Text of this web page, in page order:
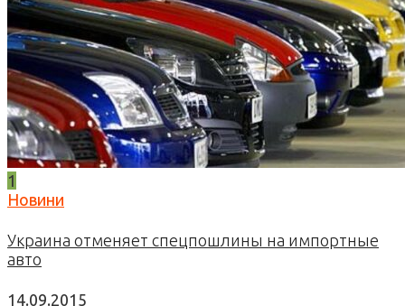
1
Новини
Украина отменяет спецпошлины на импортные
авто
14.09.2015